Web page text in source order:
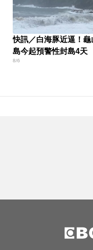
快訊／白海豚近逼！龜
島今起預警性封島4天
8/6
盟洋基工程
每天
黃金公式」